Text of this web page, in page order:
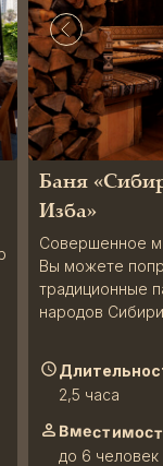
2,5 часа
до 6 человек
Баня
Изба»
Совершенное
Вы можете
традиционные
народов